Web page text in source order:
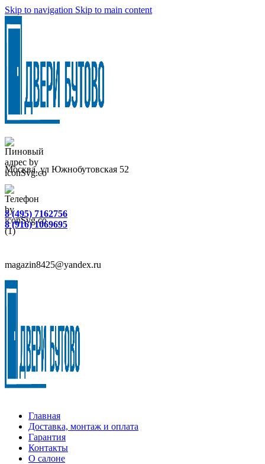
Skip to navigation Skip to main content
Москва, ул Южнобутовская 52
8 (495) 7162756
8 (916) 1069695
magazin8425@yandex.ru
Главная
Доставка, монтаж и оплата
Гарантия
Контакты
О салоне